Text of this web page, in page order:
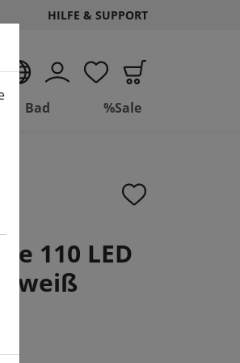
HILFE & SUPPORT
Bad %Sale
110 LED
weiß
Essenziell